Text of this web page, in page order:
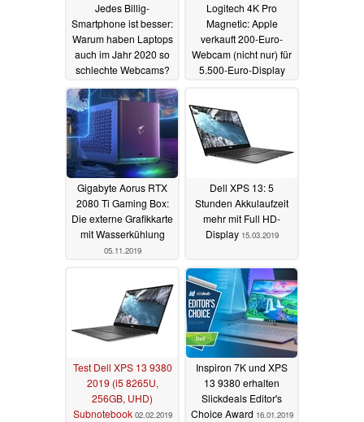
Jedes Billig-
Smartphone ist besser:
Warum haben Laptops
auch im Jahr 2020 so
schlechte Webcams?
10.02.2020
Logitech 4K Pro
Magnetic: Apple
verkauft 200-Euro-
Webcam (nicht nur) für
5.500-Euro-Display
Gigabyte Aorus RTX
2080 Ti Gaming Box:
Die externe Grafikkarte
mit Wasserkühlung
05.11.2019
Dell XPS 13: 5
Stunden Akkulaufzeit
mehr mit Full HD-
Display 15.03.2019
Test Dell XPS 13 9380
2019 (i5 8265U,
256GB, UHD)
Subnotebook 02.02.2019
Inspiron 7K und XPS
13 9380 erhalten
Slickdeals Editor's
Choice Award 16.01.2019